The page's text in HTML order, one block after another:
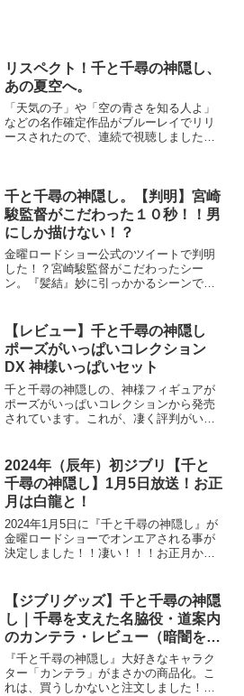
リスペクト！千と千尋の神隠し、
あの夏空へ。
「天気の子」や「空の青さを知る人よ」
などの名作確定作品がブルーレイでリリ
ースされたので、連続で視聴しました。
隠しの飛行シーンこの記...
千と千尋の神隠し。【判明】宮崎
駿監督がこだわった１０秒！！男
にしか描けない！？
金曜ロードショー公式のツイートで判明
した！？宮崎駿監督がこだわったシー
ン。『髪結』妙に引っかかるシーンでし
がつきました。ちなみにこの紫色の髪留
めがこのあとのシーンで重要...
【レビュー】千と千尋の神隠し
ポーズがいっぱいコレクション
DX 神様いっぱいセット
千と千尋の神隠しの、神様フィギュアが
ポーズがいっぱいコレクションから発売
されています。これが、凄く評判がいい
す！！単品購入だと１個あたり９２０円
税別です。それでは、開...
2024年（辰年）初ジブリ【千と
千尋の神隠し】1月5日放送！お正
月は白龍と！
2024年1月5日に『千と千尋の神隠し』が
金曜ロードショーでオンエアされる事が
決定しました！！凄い！！！お正月か
のアニメーションの歴史においても特に
重要な作品の一つで、...
【ジブリグッズ】千と千尋の神隠
し｜千尋を支えた名脇役・道案内
のカンテラ・レビュー（暗闇を照
らす仄かな希望）
『千と千尋の神隠し』大好きなキャラク
ター「カンテラ」がまさかの商品化。こ
れは、買うしかないと注文しました！写